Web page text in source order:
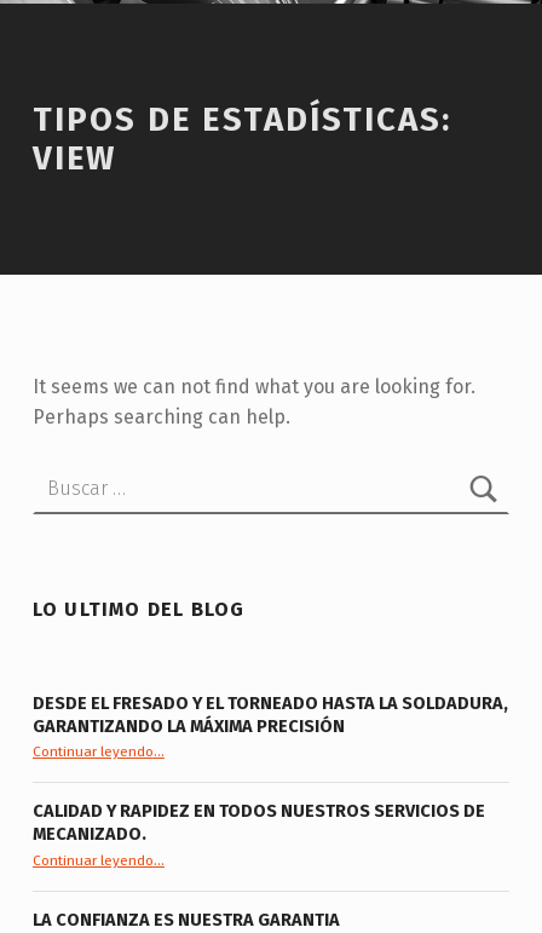
TIPOS DE ESTADÍSTICAS:
VIEW
It seems we can not find what you are looking for.
Perhaps searching can help.
LO ULTIMO DEL BLOG
DESDE EL FRESADO Y EL TORNEADO HASTA LA SOLDADURA,
GARANTIZANDO LA MÁXIMA PRECISIÓN
Continuar leyendo“Desde el fresado y el torneado hasta la soldadura, garantizando la máxima precisión”
…
CALIDAD Y RAPIDEZ EN TODOS NUESTROS SERVICIOS DE
MECANIZADO.
Continuar leyendo“Calidad y rapidez en todos nuestros servicios de mecanizado.”
…
LA CONFIANZA ES NUESTRA GARANTIA